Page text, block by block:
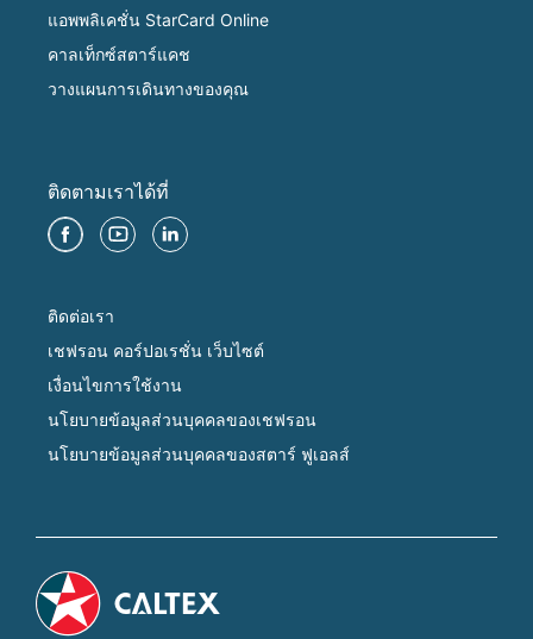
แอพพลิเคชั่น StarCard Online
คาลเท็กซ์สตาร์แคช
วางแผนการเดินทางของคุณ
ติดตามเราได้ที่
ติดต่อเรา
เชฟรอน คอร์ปอเรชั่น เว็บไซต์
เงื่อนไขการใช้งาน
นโยบายข้อมูลส่วนบุคคลของเชฟรอน
นโยบายข้อมูลส่วนบุคคลของสตาร์ ฟูเอลส์